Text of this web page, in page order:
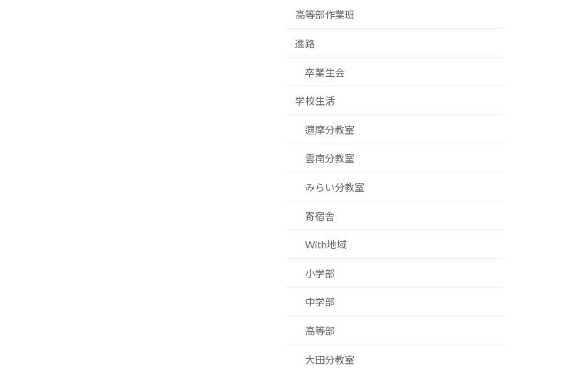
高等部作業班
進路
卒業生会
学校生活
邇摩分教室
雲南分教室
みらい分教室
寄宿舎
With地域
小学部
中学部
高等部
大田分教室